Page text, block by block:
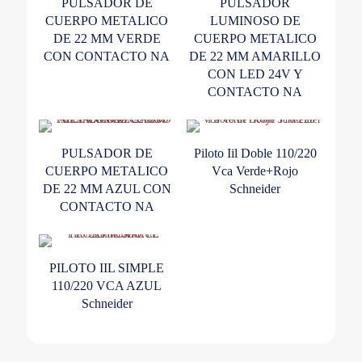
PULSADOR DE
CUERPO METALICO
DE 22 MM VERDE
CON CONTACTO NA
PULSADOR
LUMINOSO DE
CUERPO METALICO
DE 22 MM AMARILLO
CON LED 24V Y
CONTACTO NA
PULSADOR DE
CUERPO METALICO
DE 22 MM AZUL CON
CONTACTO NA
Piloto Iil Doble 110/220
Vca Verde+Rojo
Schneider
PILOTO IIL SIMPLE
110/220 VCA AZUL
Schneider